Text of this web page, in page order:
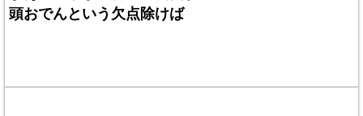
頭おでんという欠点除けば